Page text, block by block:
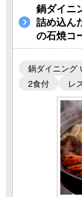
鍋ダイニ
詰め込ん
の石焼コ
鍋ダイニング
2食付
レ